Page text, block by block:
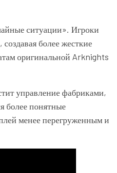
ситуации». Игроки
более жесткие
оригинальной Arknights
управление фабриками,
более понятные
менее перегруженным и